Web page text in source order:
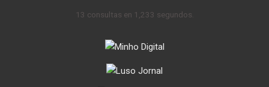
13 consultas en 1,233 segundos.